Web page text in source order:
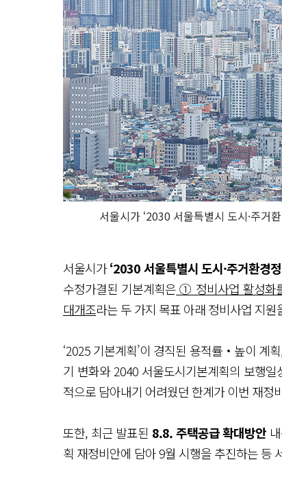
서울시가 ‘2030 서울특별시 도시·주거
서울시가‘2030 서울특별시 도시·주거환경
수정가결된 기본계획은① 정비사업 활성화
대개조라는 두 가지 목표 아래 정비사업 지
‘2025 기본계획’이 경직된 용적률‧높이 계
기 변화와 2040 서울도시기본계획의 보행
적으로 담아내기 어려웠던 한계가 이번 재정
또한, 최근 발표된 8.8. 주택공급 확대방안내
획 재정비안에 담아 9월 시행을 추진하는 등